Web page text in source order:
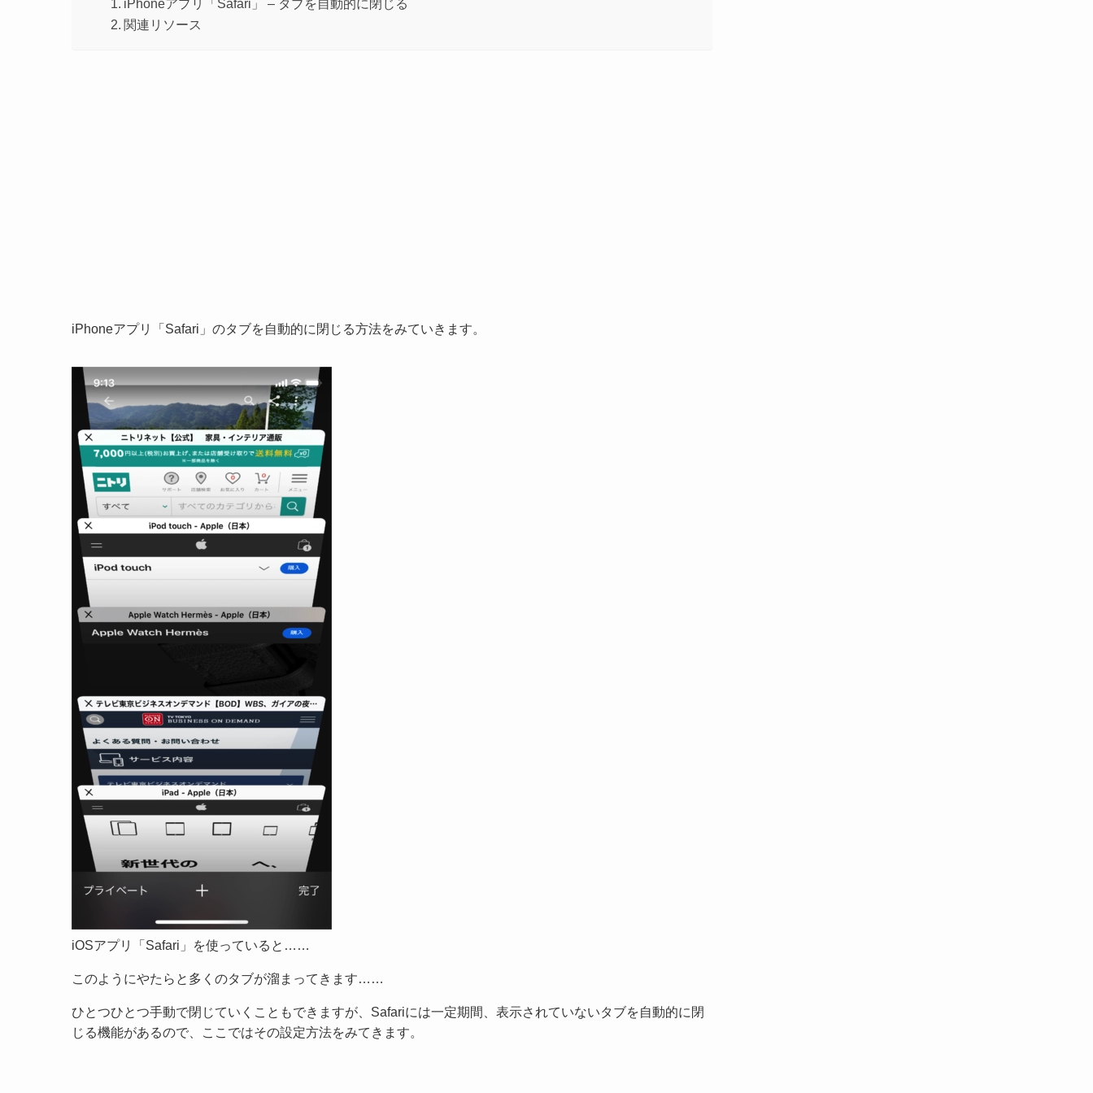
iPhoneアプリ「Safari」 – タブを自動的に閉じる
関連リソース
iPhoneアプリ「Safari」のタブを自動的に閉じる方法をみていきます。
iOSアプリ「Safari」を使っていると……
このようにやたらと多くのタブが溜まってきます……
ひとつひとつ手動で閉じていくこともできますが、Safariには一定期間、表示されていないタブを自動的に閉
じる機能があるので、ここではその設定方法をみてきます。